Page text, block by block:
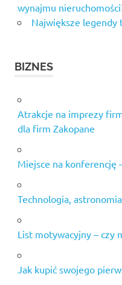
wynajmu
Największe legendy
BIZNES
Atrakcje na imprezy
dla firm Zakopane
Miejsce na konferencję
Technologia,
List motywacyjny – czy
Jak kupić swojego